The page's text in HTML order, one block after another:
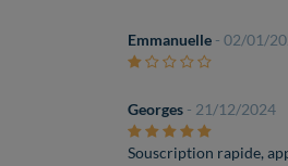
Emmanuelle - 02/01/
Georges - 21/12/2024
Souscription rapide,